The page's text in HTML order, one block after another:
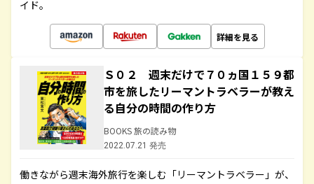
イド。
詳細を見る
Ｓ０２ 週末だけで７０ヵ国１５９都
市を旅したリーマントラベラーが教え
る自分の時間の作り方
BOOKS 旅の読み物
2022.07.21 発売
働きながら週末海外旅行を楽しむ「リーマントラベラー」が、